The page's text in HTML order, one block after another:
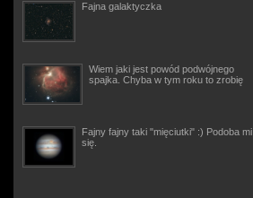
Fajna galaktyczka
Wiem jaki jest powód podwójnego
spajka. Chyba w tym roku to zrobię
Fajny fajny taki "mięciutki" :) Podoba mi
się.